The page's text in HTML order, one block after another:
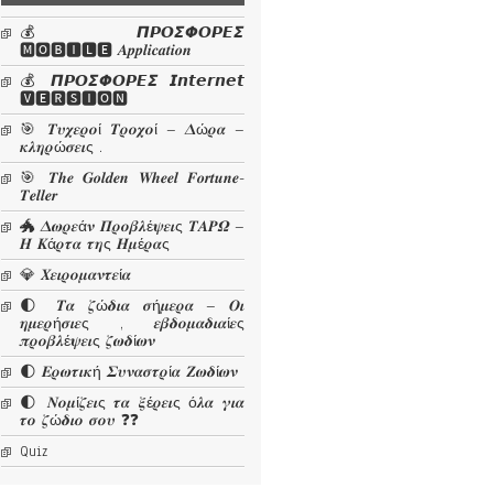
💰 𝞟𝞠𝞞𝞢𝞥𝞞𝞠𝞔𝞢
🅼🅾🅱🅸🅻🅴 𝜜𝒑𝒑𝒍𝒊𝒄𝒂𝒕𝒊𝒐𝒏
💰 𝞟𝞠𝞞𝞢𝞥𝞞𝞠𝞔𝞢 𝙄𝙣𝙩𝙚𝙧𝙣𝙚𝙩
🆅🅴🆁🆂🅸🅾🅽
🎯 𝜯𝝊𝝌𝜺𝝆𝝄ί 𝜯𝝆𝝄𝝌𝝄ί – 𝜟ώ𝝆𝜶 –
𝜿𝝀𝜼𝝆ώ𝝈𝜺𝜾ς .
🎯 𝑻𝒉𝒆 𝑮𝒐𝒍𝒅𝒆𝒏 𝑾𝒉𝒆𝒆𝒍 𝑭𝒐𝒓𝒕𝒖𝒏𝒆-
𝑻𝒆𝒍𝒍𝒆𝒓
🐲 𝜟𝝎𝝆𝜺ά𝝂 𝜫𝝆𝝄𝜷𝝀έ𝝍𝜺𝜾ς 𝜯𝜜𝜬𝜴 –
𝜢 𝜥ά𝝆𝝉𝜶 𝝉𝜼ς 𝜢𝝁έ𝝆𝜶ς
💎 𝜲𝜺𝜾𝝆𝝄𝝁𝜶𝝂𝝉𝜺ί𝜶
🌓 𝜯𝜶 𝜻ώ𝜹𝜾𝜶 𝝈ή𝝁𝜺𝝆𝜶 – 𝜪𝜾
𝜼𝝁𝜺𝝆ή𝝈𝜾𝜺ς , 𝜺𝜷𝜹𝝄𝝁𝜶𝜹𝜾𝜶ί𝜺ς
𝝅𝝆𝝄𝜷𝝀έ𝝍𝜺𝜾ς 𝜻𝝎𝜹ί𝝎𝝂
🌓 𝜠𝝆𝝎𝝉𝜾𝜿ή 𝜮𝝊𝝂𝜶𝝈𝝉𝝆ί𝜶 𝜡𝝎𝜹ί𝝎𝝂
🌓 𝜨𝝄𝝁ί𝜻𝜺𝜾ς 𝝉𝜶 𝝃έ𝝆𝜺𝜾ς ό𝝀𝜶 𝜸𝜾𝜶
𝝉𝝄 𝜻ώ𝜹𝜾𝝄 𝝈𝝄𝝊 ❓❓
Quiz